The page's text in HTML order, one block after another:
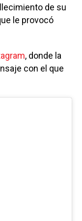
de su
le provocó
, donde la
con el que